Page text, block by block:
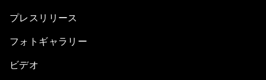
プレスリリース
フォトギャラリー
ビデオ